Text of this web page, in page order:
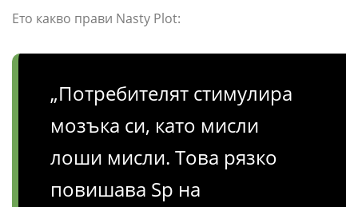
Ето какво прави Nasty Plot:
„Потребителят стимулира
мозъка си, като мисли
лоши мисли. Това рязко
повишава Sp на